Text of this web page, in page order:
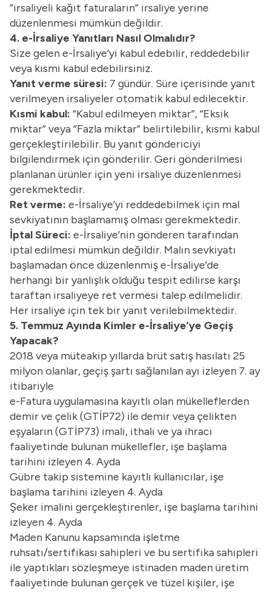
”irsaliyeli kağıt faturaların” irsaliye yerine
düzenlenmesi mümkün değildir.
4. e-İrsaliye Yanıtları Nasıl Olmalıdır?
Size gelen e-İrsaliye’yi kabul edebilir, reddedebilir
veya kısmi kabul edebilirsiniz.
Yanıt verme süresi: 7 gündür. Süre içerisinde yanıt
verilmeyen irsaliyeler otomatik kabul edilecektir.
Kısmi kabul: “Kabul edilmeyen miktar”, “Eksik
miktar” veya “Fazla miktar” belirtilebilir, kısmi kabul
gerçekleştirilebilir. Bu yanıt göndericiyi
bilgilendirmek için gönderilir. Geri gönderilmesi
planlanan ürünler için yeni irsaliye düzenlenmesi
gerekmektedir.
Ret verme: e-İrsaliye’yi reddedebilmek için mal
sevkiyatının başlamamış olması gerekmektedir.
İptal Süreci: e-İrsaliye’nin gönderen tarafından
iptal edilmesi mümkün değildir. Malın sevkiyatı
başlamadan önce düzenlenmiş e-İrsaliye’de
herhangi bir yanlışlık olduğu tespit edilirse karşı
taraftan irsaliyeye ret vermesi talep edilmelidir.
Her irsaliye için tek bir yanıt verilebilmektedir.
5. Temmuz Ayında Kimler e-İrsaliye’ye Geçiş
Yapacak?
2018 veya müteakip yıllarda brüt satış hasılatı 25
milyon olanlar, geçiş şartı sağlanılan ayı izleyen 7. ay
itibariyle
e-Fatura uygulamasına kayıtlı olan mükelleflerden
demir ve çelik (GTİP72) ile demir veya çelikten
eşyaların (GTİP73) imali, ithali ve ya ihracı
faaliyetinde bulunan mükellefler, işe başlama
tarihini izleyen 4. Ayda
Gübre takip sistemine kayıtlı kullanıcılar, işe
başlama tarihini izleyen 4. Ayda
Şeker imalini gerçekleştirenler, işe başlama tarihini
izleyen 4. Ayda
Maden Kanunu kapsamında işletme
ruhsatı/sertifikası sahipleri ve bu sertifika sahipleri
ile yaptıkları sözleşmeye istinaden maden üretim
faaliyetinde bulunan gerçek ve tüzel kişiler, işe